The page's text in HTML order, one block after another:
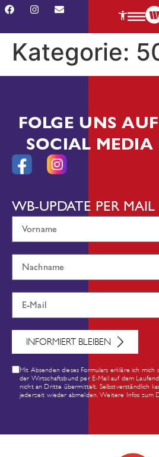
Kategorie:
FOLGE UNS
SOCIAL
WB-UPDATE PER
Mit Absenden dieses Formulars erkläre ich mich
der Wirtschaftsbund per E-Mail auf dem
nicht an Dritte übermittelt. Selbstverständlich
jederzeit wieder abmelden. Weitere Infos zum
INFORMIERT BLEIBEN